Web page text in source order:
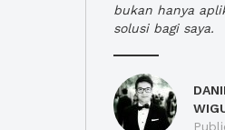
bukan hanya
solusi bagi saya.